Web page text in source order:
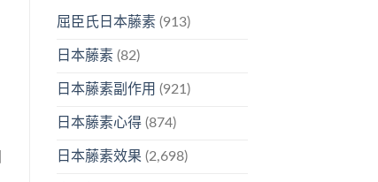
屈臣氏日本藤素(913)
日本藤素(82)
日本藤素副作用 (921)
日本藤素心得(874)
日本藤素效果 (2,698)